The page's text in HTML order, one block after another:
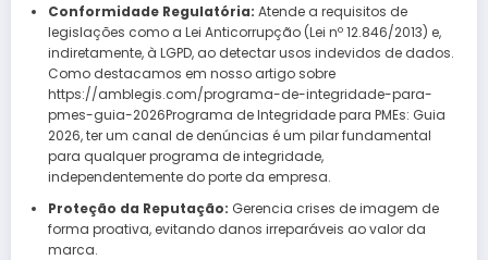
Conformidade Regulatória: Atende a requisitos de
legislações como a Lei Anticorrupção (Lei nº 12.846/2013) e,
indiretamente, à LGPD, ao detectar usos indevidos de dados.
Como destacamos em nosso artigo sobre
https://amblegis.com/programa-de-integridade-para-
pmes-guia-2026Programa de Integridade para PMEs: Guia
2026, ter um canal de denúncias é um pilar fundamental
para qualquer programa de integridade,
independentemente do porte da empresa.
Proteção da Reputação: Gerencia crises de imagem de
forma proativa, evitando danos irreparáveis ao valor da
marca.